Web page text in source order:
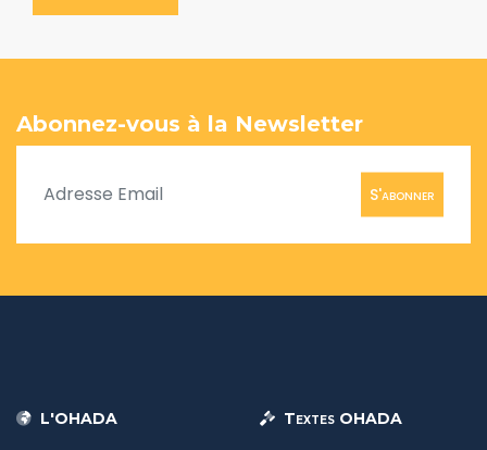
Abonnez-vous à la Newsletter
S'abonner
L'OHADA Textes OHADA